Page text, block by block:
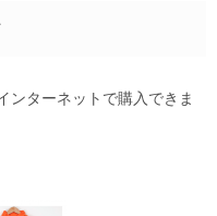
ンターネットで購入できま